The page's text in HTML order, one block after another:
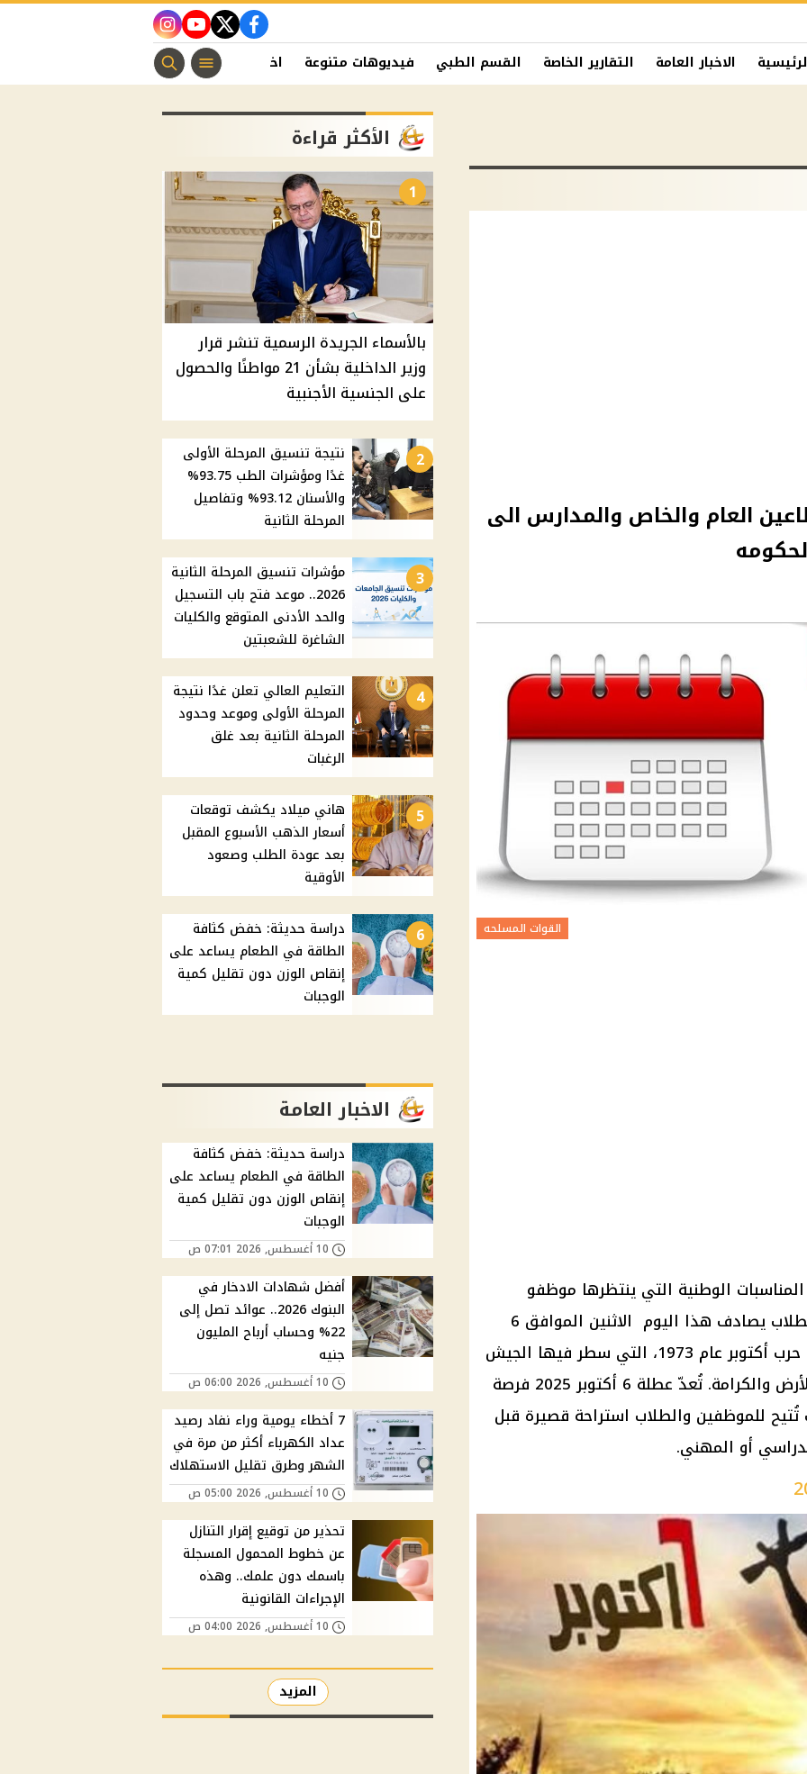
facebook
twitter
youtube
instagram
الاخبار العامة التقارير الخاصة القسم الطبي فيديوهات متنوعة اخبار الفن منوعات مسيحية
للقطاعين العام والخاص والمدارس الى
القوات المسلحه
2025 من أهم المناسبات الوطنية التي ينتظرها موظفو
القطاعين العام والخاص، وكذلك الطلاب يصادف هذا اليوم الاثنين الموافق 6
أكتوبر 2025، ويُخلّد ذكرى انتصارات حرب أكتوبر عام 1973، التي سطر فيها الجيش
المصري ملحمة بطولية لاستعادة الأرض والكرامة. تُعدّ عطلة 6 أكتوبر 2025 فرصة
للموظفين والطلاب استراحة قصيرة قبل
أو المهني.
الأكثر قراءة
1
بالأسماء الجريدة الرسمية تنشر قرار
وزير الداخلية بشأن 21 مواطنًا والحصول
على الجنسية الأجنبية
2
نتيجة تنسيق المرحلة الأولى
غدًا ومؤشرات الطب 93.75%
والأسنان 93.12% وتفاصيل
المرحلة الثانية
3
مؤشرات تنسيق المرحلة الثانية
2026.. موعد فتح باب التسجيل
والحد الأدنى المتوقع والكليات
الشاغرة للشعبتين
4
التعليم العالي تعلن غدًا نتيجة
المرحلة الأولى وموعد وحدود
المرحلة الثانية بعد غلق
الرغبات
5
هاني ميلاد يكشف توقعات
أسعار الذهب الأسبوع المقبل
بعد عودة الطلب وصعود
الأوقية
6
دراسة حديثة: خفض كثافة
الطاقة في الطعام يساعد على
إنقاص الوزن دون تقليل كمية
الوجبات
الاخبار العامة
دراسة حديثة: خفض كثافة
الطاقة في الطعام يساعد على
إنقاص الوزن دون تقليل كمية
الوجبات
10 أغسطس, 2026 07:01 ص
أفضل شهادات الادخار في
البنوك 2026.. عوائد تصل إلى
22% وحساب أرباح المليون
جنيه
10 أغسطس, 2026 06:00 ص
7 أخطاء يومية وراء نفاد رصيد
عداد الكهرباء أكثر من مرة في
الشهر وطرق تقليل الاستهلاك
10 أغسطس, 2026 05:00 ص
تحذير من توقيع إقرار التنازل
عن خطوط المحمول المسجلة
باسمك دون علمك.. وهذه
الإجراءات القانونية
10 أغسطس, 2026 04:00 ص
المزيد